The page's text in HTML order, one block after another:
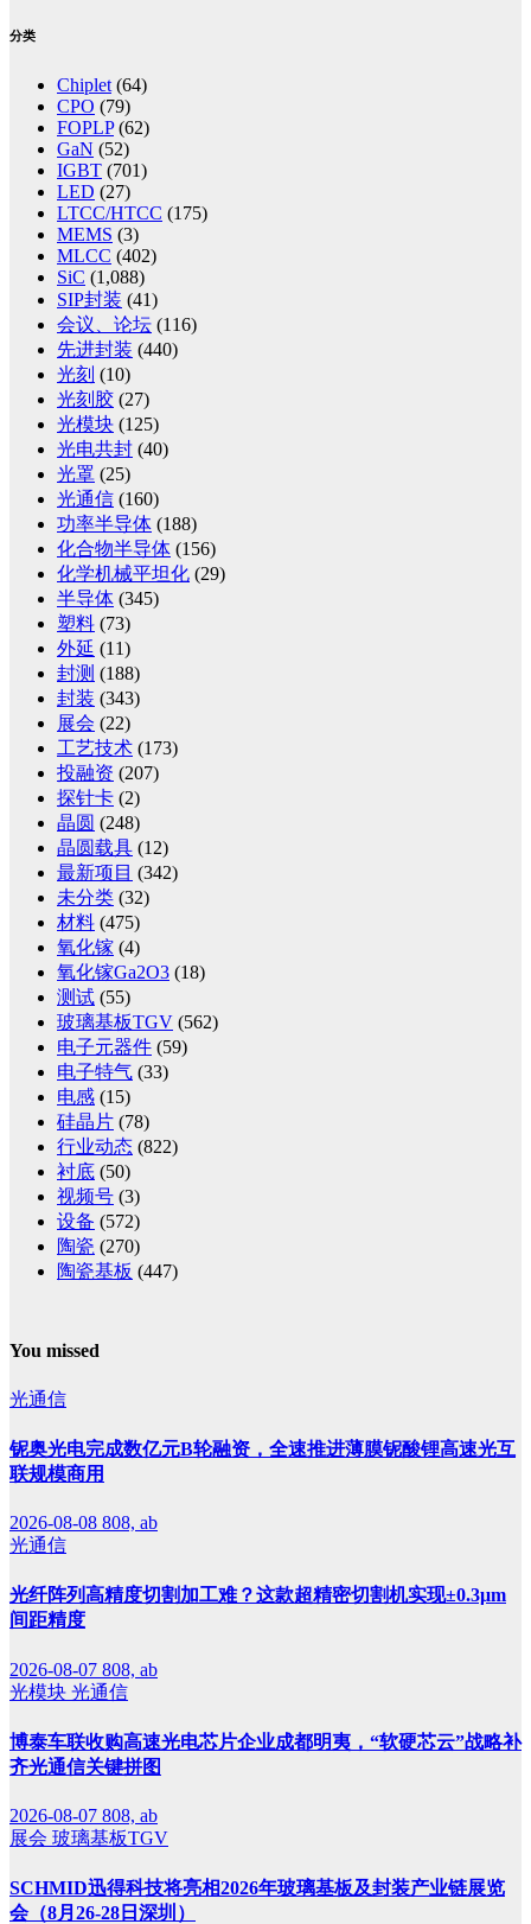
分类
Chiplet (64)
CPO (79)
FOPLP(62)
GaN (52)
IGBT (701)
LED (27)
LTCC/HTCC (175)
MEMS (3)
MLCC (402)
SiC (1,088)
SIP封装 (41)
会议、论坛 (116)
先进封装 (440)
光刻 (10)
光刻胶 (27)
光模块 (125)
光电共封 (40)
光罩 (25)
光通信 (160)
功率半导体 (188)
化合物半导体 (156)
化学机械平坦化 (29)
半导体 (345)
塑料 (73)
外延 (11)
封测 (188)
封装 (343)
展会 (22)
工艺技术 (173)
投融资 (207)
探针卡 (2)
晶圆 (248)
晶圆载具 (12)
最新项目 (342)
未分类 (32)
材料 (475)
氧化镓 (4)
氧化镓Ga2O3 (18)
测试 (55)
玻璃基板TGV (562)
电子元器件 (59)
电子特气 (33)
电感 (15)
硅晶片 (78)
行业动态 (822)
衬底 (50)
视频号 (3)
设备 (572)
陶瓷 (270)
陶瓷基板 (447)
You missed
光通信
铌奥光电完成数亿元B轮融资，全速推进薄膜铌酸锂高速光互
联规模商用
2026-08-08 808, ab
光通信
光纤阵列高精度切割加工难？这款超精密切割机实现±0.3μm
间距精度
2026-08-07 808, ab
光模块 光通信
博泰车联收购高速光电芯片企业成都明夷，“软硬芯云”战略补
齐光通信关键拼图
2026-08-07 808, ab
展会 玻璃基板TGV
SCHMID迅得科技将亮相2026年玻璃基板及封装产业链展览
会（8月26-28日深圳）